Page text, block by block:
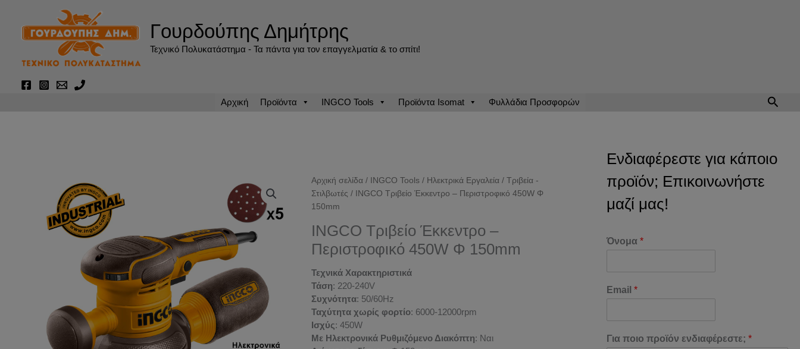
περιεχόμενο
Γουρδούπης Δημήτρης
Τεχνικό Πολυκατάστημα - Τα πάντα για τον επαγγελματία & το σπίτι!
Αρχική Προϊόντα INGCO Tools Προϊόντα Isomat Φυλλάδια Προσφορών
Αρχική σελίδα / INGCO Tools / Ηλεκτρικά Εργαλεία /Τριβεία -
Στιλβωτές / INGCO Τριβείο Έκκεντρο – Περιστροφικό 450W Φ
150mm
INGCO Τριβείο Έκκεντρο –
Περιστροφικό 450W Φ 150mm
Τεχνικά Χαρακτηριστικά
Τάση: 220-240V
Συχνότητα: 50/60Hz
Ταχύτητα χωρίς φορτίο: 6000-12000rpm
Ισχύς: 450W
Με Ηλεκτρονικά Ρυθμιζόμενο Διακόπτη: Ναι
Ενδιαφέρεστε για κάποιο
προϊόν; Επικοινωνήστε
μαζί μας!
Όνομα *
Email *
Για ποιο προϊόν ενδιαφέρεστε; *